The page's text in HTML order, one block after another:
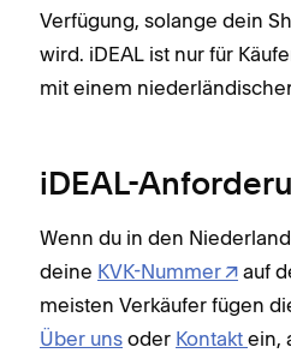
Verfügung, solange dein
wird. iDEAL ist nur für
mit einem
iDEAL-
Wenn du in den
deine KVK-Nummer
auf
meisten Verkäufer fügen
Über uns oder Kontakt ein,